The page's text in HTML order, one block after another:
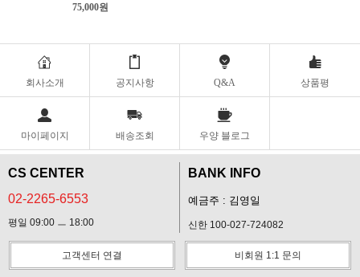
75,000원
회사소개 공지사항 Q&A 상품평
마이페이지 배송조회 우양 블로그
CS CENTER
02-2265-6553
평일 09:00 ㅡ 18:00
BANK INFO
예금주 : 김영일
신한 100-027-724082
고객센터 연결 비회원 1:1 문의